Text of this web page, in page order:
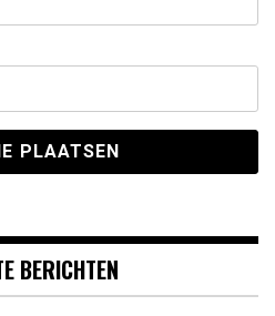
BERICHTEN